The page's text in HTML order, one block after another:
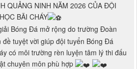
QUẢNG NINH NĂM 2026 CỦA ĐỘI
BÃI CHÁY
Bóng Đá mở rộng do trường Đoàn
tuyệt vời giúp đội tuyển Bóng Đá
có môi trường rèn luyện tâm lý thi đấu
chuyên môn phù hợp